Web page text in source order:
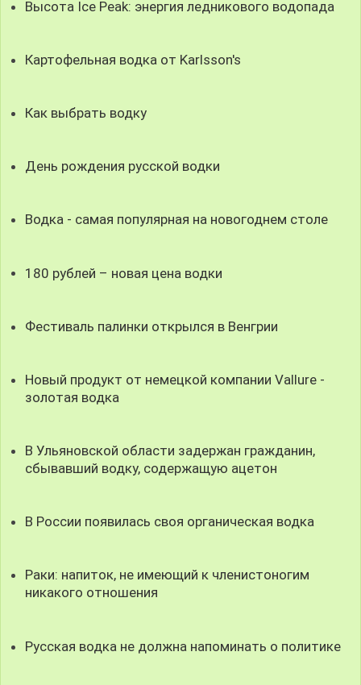
Высота Ice Peak: энергия ледникового водопада
Картофельная водка от Karlsson's
Как выбрать водку
День рождения русской водки
Водка - самая популярная на новогоднем столе
180 рублей – новая цена водки
Фестиваль палинки открылся в Венгрии
Новый продукт от немецкой компании Vallure -
золотая водка
В Ульяновской области задержан гражданин,
сбывавший водку, содержащую ацетон
В России появилась своя органическая водка
Раки: напиток, не имеющий к членистоногим
никакого отношения
Русская водка не должна напоминать о политике